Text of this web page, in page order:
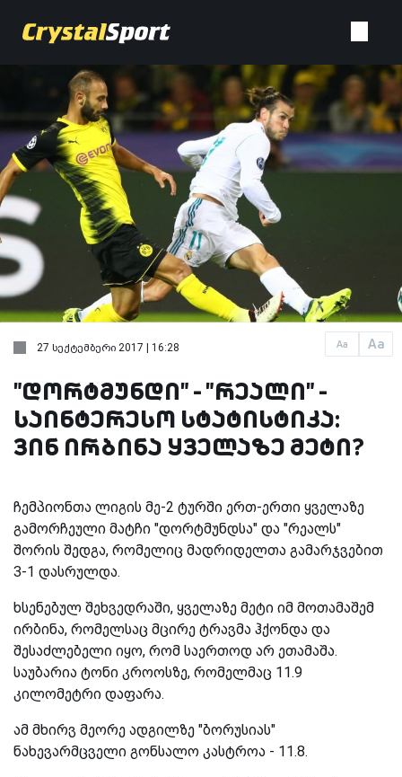
Aa Aa
27 სექტემბერი 2017 | 16:28
"დორტმუნდი" - "რეალი" -
საინტერესო სტატისტიკა:
ვინ ირბინა ყველაზე მეტი?
ჩემპიონთა ლიგის მე-2 ტურში ერთ-ერთი ყველაზე
გამორჩეული მატჩი "დორტმუნდსა" და "რეალს"
შორის შედგა, რომელიც მადრიდელთა გამარჯვებით
3-1 დასრულდა.
ხსენებულ შეხვედრაში, ყველაზე მეტი იმ მოთამაშემ
ირბინა, რომელსაც მცირე ტრავმა ჰქონდა და
შესაძლებელი იყო, რომ საერთოდ არ ეთამაშა.
საუბარია ტონი კროოსზე, რომელმაც 11.9
კილომეტრი დაფარა.
ამ მხირვ მეორე ადგილზე "ბორუსიას"
ნახევარმცველი გონსალო კასტროა - 11.8.